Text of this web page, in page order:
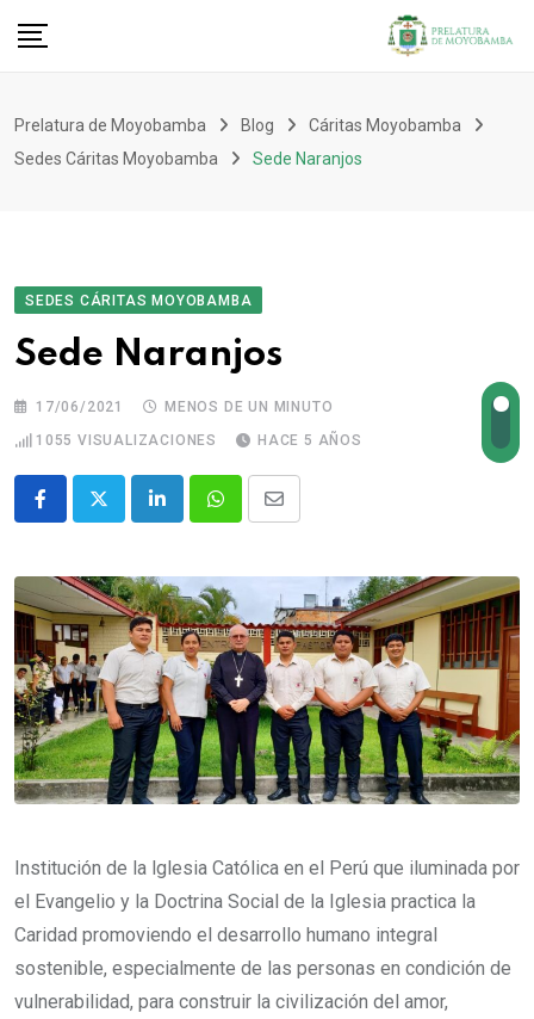
Prelatura de Moyobamba Blog
Cáritas Moyobamba
Sedes Cáritas Moyobamba
Sede Naranjos
SEDES CÁRITAS MOYOBAMBA
Sede Naranjos
17/06/2021
MENOS DE UN MINUTO
1055 VISUALIZACIONES HACE 5 AÑOS
Institución de la lglesia Católica en el Perú que iluminada por
el Evangelio y la Doctrina Social de la Iglesia practica la
Caridad promoviendo el desarrollo humano integral
sostenible, especialmente de las personas en condición de
vulnerabilidad, para construir la civilización del amor,